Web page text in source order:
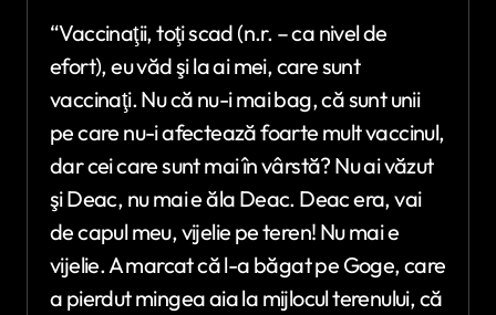
“Vaccinaţii, toţi scad (n.r. – ca nivel de
efort), eu văd şi la ai mei, care sunt
vaccinaţi. Nu că nu-i mai bag, că sunt unii
pe care nu-i afectează foarte mult vaccinul,
dar cei care sunt mai în vârstă? Nu ai văzut
şi Deac, nu mai e ăla Deac. Deac era, vai
de capul meu, vijelie pe teren! Nu mai e
vijelie. A marcat că l-a băgat pe Goge, care
a pierdut mingea aia la mijlocul terenului, că